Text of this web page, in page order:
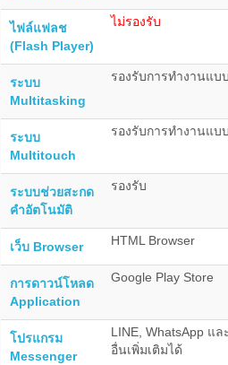
ไฟล์แฟลช
(Flash Player)
ไม่รองรับ
ระบบ
Multitasking
รองรับการทำงานแบ
ระบบ
Multitouch
รองรับการทำงานแบ
ระบบช่วยสะกด
คำอัตโนมัติ
รองรับ
เว็บ Browser HTML Browser
การดาวน์โหลด
Application
Google Play Store
โปรแกรม
Messenger
LINE, WhatsApp แ
อื่นเพิ่มเติมได้